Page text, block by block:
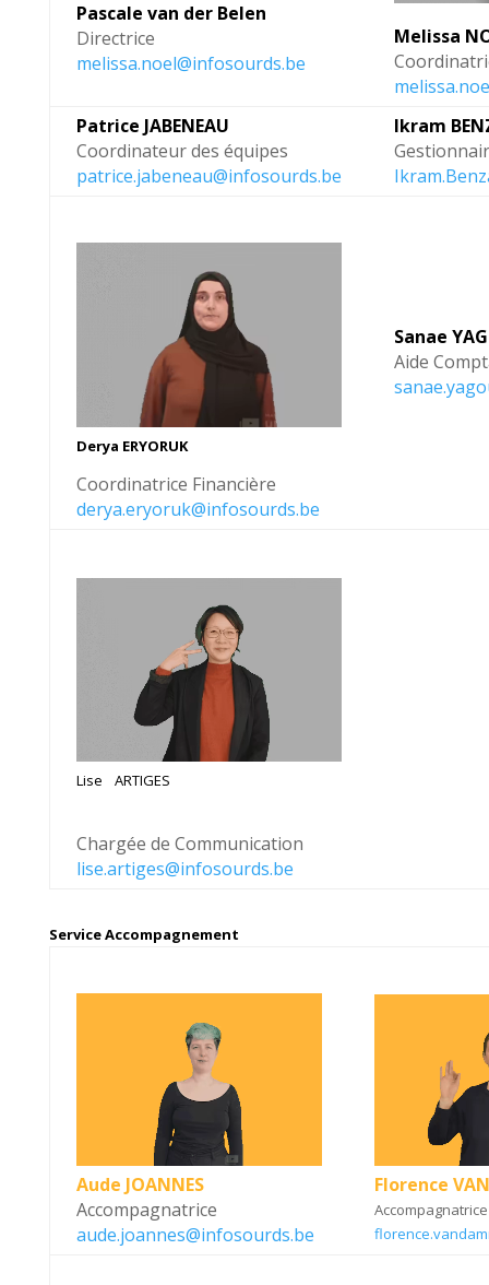
Pascale van der Belen
Directrice
melissa.noel@infosourds.be
Melissa
Patrice JABENEAU
Coordinateur des équipes
patrice.jabeneau@infosourds.be
Ikram
Derya ERYORUK
Coordinatrice Financière
derya.eryoruk@infosourds.be
Sanae
Aide
Lise ARTIGES
Chargée de Communication
lise.artiges@infosourds.be
Service Accompagnement
Aude JOANNES
Accompagnatrice
aude.joannes@infosourds.be
Florence
Accompagnatrice